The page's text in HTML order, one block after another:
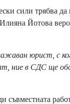
сили трябва
Йотова
юрист, с
ние в СДС ще
съвместната